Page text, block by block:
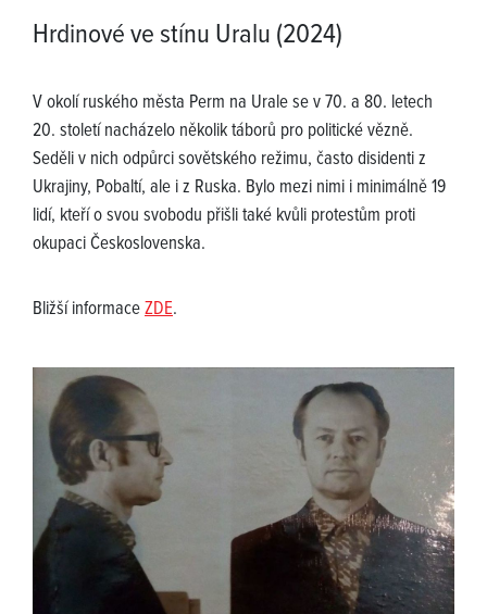
Hrdinové ve stínu Uralu (2024)
V okolí ruského města Perm na Urale se v 70. a 80. letech
20. století nacházelo několik táborů pro politické vězně.
Seděli v nich odpůrci sovětského režimu, často disidenti z
Ukrajiny, Pobaltí, ale i z Ruska. Bylo mezi nimi i minimálně 19
lidí, kteří o svou svobodu přišli také kvůli protestům proti
okupaci Československa.
Bližší informaceZDE.